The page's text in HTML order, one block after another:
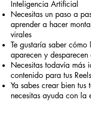
Inteligencia Artificial
Necesitas un paso a
aprender a hacer
virales
Te gustaría saber cómo
aparecen y
Necesitas todavía más
contenido para tus Reels
Ya sabes crear bien tus
necesitas ayuda con la